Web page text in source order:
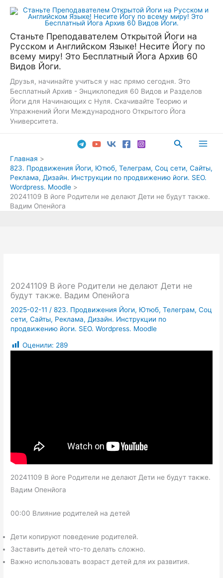
Перейти
Станьте Преподавателем Открытой Йоги на
Русском и Английском Языке! Несите Йогу по
всему миру! Это Бесплатный Йога Архив 60
Видов Йоги.
Друзья, начинайте учиться у нас прямо сегодня. Это
Бесплатный Архив - Энциклопедия 60 Видов и Разделов
Йоги для Начинающих с Нуля. Скачивайте Теорию и
Упражнений Йоги Международного Открытого Йога
Университета.
Поиск
Главная
823. Продвижения Йоги, Ютюб, Телеграм, Соц сети, Сайты,
Реклама, Дизайн. Инструкции по продвижению йоги. SEO.
Wordpress. Moodle
20241109 В йоге Родители не делают Дети не будут также.
Вадим Опенйога
20241109 В йоге Родители не делают Дети не
будут также. Вадим Опенйога
2025-02-11 /823. Продвижения Йоги, Ютюб, Телеграм, Соц
сети, Сайты, Реклама, Дизайн. Инструкции по
продвижению йоги. SEO. Wordpress. Moodle
Оценили: 289
20241109 В йоге Родители не делают Дети не будут также.
Вадим Опенйога
00:00 Влияние родителей на детей
Дети копируют поведение родителей.
Заставить детей что-то делать сложно.
Важно использовать возраст детей для их развития.